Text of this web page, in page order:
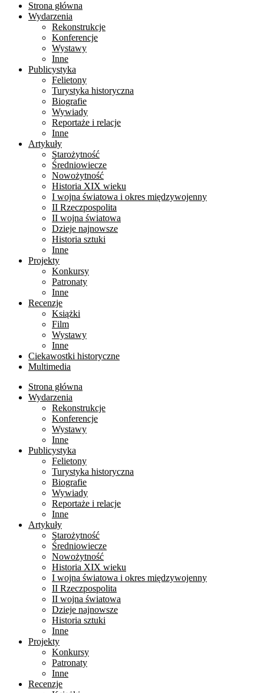
Strona główna
Wydarzenia
Rekonstrukcje
Konferencje
Wystawy
Inne
Publicystyka
Felietony
Turystyka historyczna
Biografie
Wywiady
Reportaże i relacje
Inne
Artykuły
Starożytność
Średniowiecze
Nowożytność
Historia XIX wieku
I wojna światowa i okres międzywojenny
II Rzeczpospolita
II wojna światowa
Dzieje najnowsze
Historia sztuki
Inne
Projekty
Konkursy
Patronaty
Inne
Recenzje
Książki
Film
Wystawy
Inne
Ciekawostki historyczne
Multimedia
Strona główna
Wydarzenia
Rekonstrukcje
Konferencje
Wystawy
Inne
Publicystyka
Felietony
Turystyka historyczna
Biografie
Wywiady
Reportaże i relacje
Inne
Artykuły
Starożytność
Średniowiecze
Nowożytność
Historia XIX wieku
I wojna światowa i okres międzywojenny
II Rzeczpospolita
II wojna światowa
Dzieje najnowsze
Historia sztuki
Inne
Projekty
Konkursy
Patronaty
Inne
Recenzje